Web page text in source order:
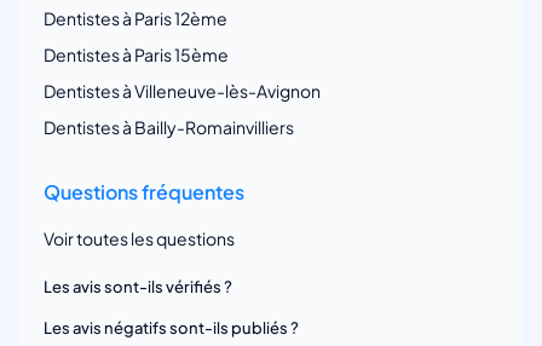
Dentistes à Paris 12ème
Dentistes à Paris 15ème
Dentistes à Villeneuve-lès-Avignon
Dentistes à Bailly-Romainvilliers
Questions fréquentes
Voir toutes les questions
Les avis sont-ils vérifiés ?
Les avis négatifs sont-ils publiés ?